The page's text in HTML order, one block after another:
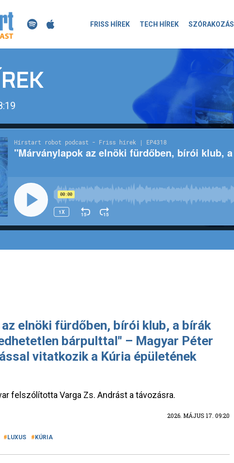
FRISS HÍREK TECH HÍREK SZÓRAKOZÁS
elnöki fürdőben, bírói klub, a bírák
bárpulttal" – Magyar Péter
vitatkozik a Kúria épületének
felszólította Varga Zs. Andrást a távozásra.
2026. MÁJUS 17. 09:20
LUXUS KÚRIA